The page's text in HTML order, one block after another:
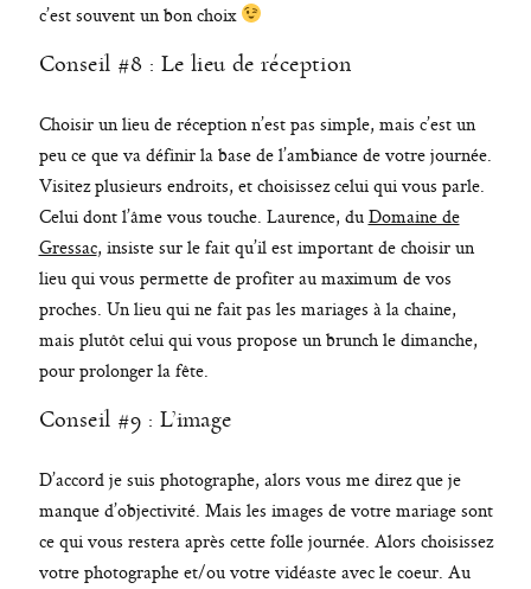
c’est souvent un bon choix
Conseil #8 : Le lieu de réception
Choisir un lieu de réception n’est pas simple, mais c’est un
peu ce que va définir la base de l’ambiance de votre journée.
Visitez plusieurs endroits, et choisissez celui qui vous parle.
Celui dont l’âme vous touche. Laurence, duDomaine de
Gressac, insiste sur le fait qu’il est important de choisir un
lieu qui vous permette de profiter au maximum de vos
proches. Un lieu qui ne fait pas les mariages à la chaine,
mais plutôt celui qui vous propose un brunch le dimanche,
pour prolonger la fête.
Conseil #9 : L’image
D’accord je suis photographe, alors vous me direz que je
manque d’objectivité. Mais les images de votre mariage sont
ce qui vous restera après cette folle journée. Alors choisissez
votre photographe et/ou votre vidéaste avec le coeur. Au